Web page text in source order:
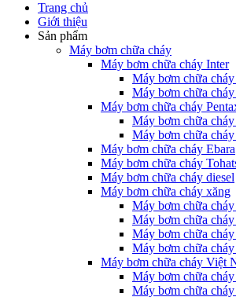
Trang chủ
Giới thiệu
Sản phẩm
Máy bơm chữa cháy
Máy bơm chữa cháy Inter
Máy bơm chữa
Máy bơm chữa
Máy bơm chữa cháy
Máy bơm chữa
Máy bơm chữa
Máy bơm chữa cháy Ebara
Máy bơm chữa cháy
Máy bơm chữa cháy diesel
Máy bơm chữa cháy xăng
Máy bơm chữa cháy
Máy bơm chữa
Máy bơm chữa cháy
Máy bơm chữa
Máy bơm chữa cháy Việt
Máy bơm chữa
Máy bơm chữa